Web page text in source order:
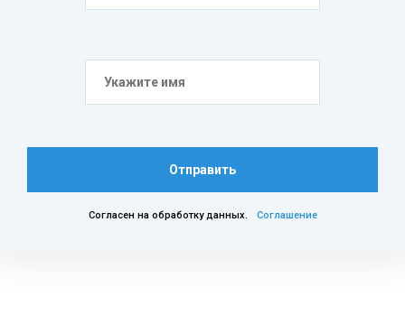
Отправить
Согласен на обработку данных. Соглашение